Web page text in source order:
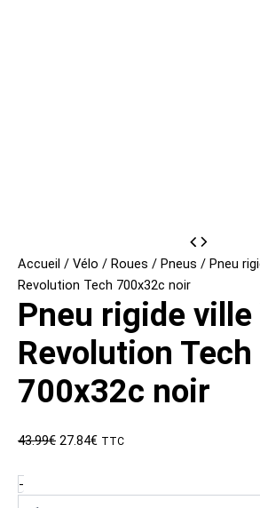
Accueil / Vélo / Roues / Pneus / Pneu
Revolution Tech 700x32c noir
Pneu rigide
Revolution Tech
700x32c noir
43.99€ Le
27.84€LeTTC
-
de